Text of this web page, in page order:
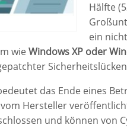
Hälfte
ein
wie Windows XP oder
das Ende eines
Hersteller
und können von